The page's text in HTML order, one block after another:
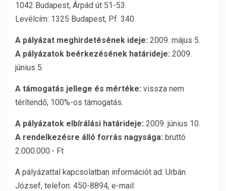
1042 Budapest, Árpád út 51-53.
Levélcím: 1325 Budapest, Pf. 340.
A pályázat meghirdetésének ideje: 2009. május 5.
A pályázatok beérkezésének határideje: 2009.
június 5.
A támogatás jellege és mértéke: vissza nem
térítendő, 100%-os támogatás.
A pályázatok elbírálási határideje: 2009. június 10.
A rendelkezésre álló forrás nagysága: bruttó
2.000.000.- Ft
A pályázattal kapcsolatban információt ad: Urbán
József, telefon: 450-8894, e-mail: